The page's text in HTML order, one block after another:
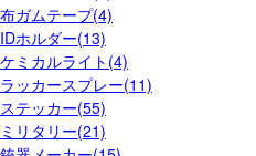
布ガムテープ(4)
IDホルダー(13)
ケミカルライト(4)
ラッカースプレー(11)
ステッカー(55)
ミリタリー(21)